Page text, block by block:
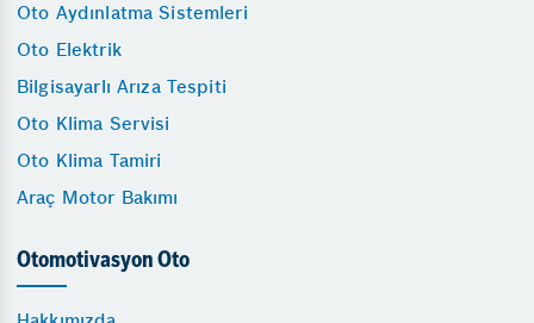
Oto Aydınlatma Sistemleri
Oto Elektrik
Bilgisayarlı Arıza Tespiti
Oto Klima Servisi
Oto Klima Tamiri
Araç Motor Bakımı
Otomotivasyon Oto